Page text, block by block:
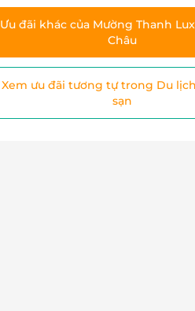
Ưu đãi khác của Mường Thanh
Châu
Xem ưu đãi tương tự trong Du
sạn